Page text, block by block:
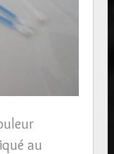
au